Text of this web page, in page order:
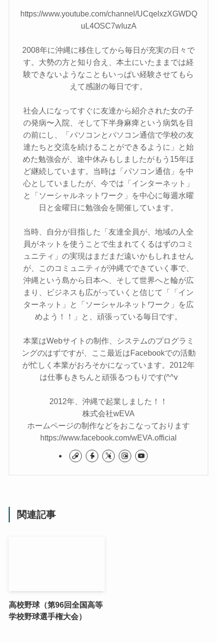
https://www.youtube.com/channel/UCqelxzXGWDQ
uL4OSC7wIuzA
2008年に沖縄に移住してから毎日が充実の日々で
す。大勢の方と知り合え、本土にいたままでは経
験できないようなこともいっぱい経験させてもら
えて感謝の毎日です。
社会人になってすぐに友達から紹介された女の子
の発病〜入院、そして下半身麻痺という病気を目
の前にし、「パソコンとパソコン通信で学校の友
達たちと交流を続けることができるように」と始
めた勉強会が、途中休みもしましたがもう15年ほ
ど継続しています。当時は「パソコン通信」を中
心としていましたが、今では「インターネット」
と「ソーシャルネットワーク」を中心に毎週水曜
日と金曜日に勉強会を開催しています。
当時、自分が目指した「友達全員が、地域の人全
員がネットを使うことで生まれてくるはずのコミ
ュニティ」の実現はまだまだ遠いかもしれません
が、このコミュニティが沖縄でできていく事で、
沖縄という島から日本へ、そして世界へと輪が広
まり、ビジネスも広がっていくと信じて「「イン
ターネット」と「ソーシャルネットワーク」を広
めよう！！」と、頑張っている毎日です。
本業はWebサイトの制作、システムのプログラミ
ングのはずですが、ここ最近はFacebookでの活動
が忙しく本業がおろそかになっています。2012年
は仕事もきちんと頑張るつもりです(^^v
2012年、沖縄で起業しました！！
株式会社wEVA
ホームページの制作などをおこなっております
https://www.facebook.com/wEVA.official
関連記事
高校野球（第96回全国高等
学校野球選手権大会）